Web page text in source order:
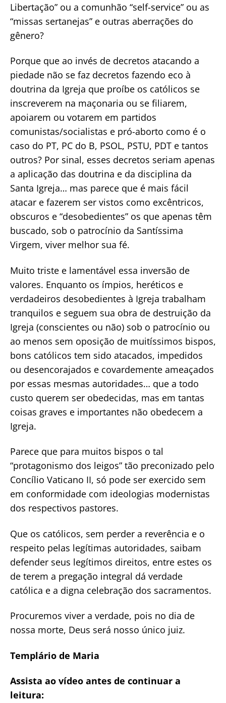
Libertação” ou a comunhão “self-service” ou as
“missas sertanejas” e outras aberrações do
gênero?
Porque que ao invés de decretos atacando a
piedade não se faz decretos fazendo eco à
doutrina da Igreja que proíbe os católicos se
inscreverem na maçonaria ou se filiarem,
apoiarem ou votarem em partidos
comunistas/socialistas e pró-aborto como é o
caso do PT, PC do B, PSOL, PSTU, PDT e tantos
outros? Por sinal, esses decretos seriam apenas
a aplicação das doutrina e da disciplina da
Santa Igreja… mas parece que é mais fácil
atacar e fazerem ser vistos como excêntricos,
obscuros e “desobedientes” os que apenas têm
buscado, sob o patrocínio da Santíssima
Virgem, viver melhor sua fé.
Muito triste e lamentável essa inversão de
valores. Enquanto os ímpios, heréticos e
verdadeiros desobedientes à Igreja trabalham
tranquilos e seguem sua obra de destruição da
Igreja (conscientes ou não) sob o patrocínio ou
ao menos sem oposição de muitíssimos bispos,
bons católicos tem sido atacados, impedidos
ou desencorajados e covardemente ameaçados
por essas mesmas autoridades… que a todo
custo querem ser obedecidas, mas em tantas
coisas graves e importantes não obedecem a
Igreja.
Parece que para muitos bispos o tal
“protagonismo dos leigos” tão preconizado pelo
Concílio Vaticano II, só pode ser exercido sem
em conformidade com ideologias modernistas
dos respectivos pastores.
Que os católicos, sem perder a reverência e o
respeito pelas legítimas autoridades, saibam
defender seus legítimos direitos, entre estes os
de terem a pregação integral dá verdade
católica e a digna celebração dos sacramentos.
Procuremos viver a verdade, pois no dia de
nossa morte, Deus será nosso único juiz.
Templário de Maria
Assista ao vídeo antes de continuar a
leitura: